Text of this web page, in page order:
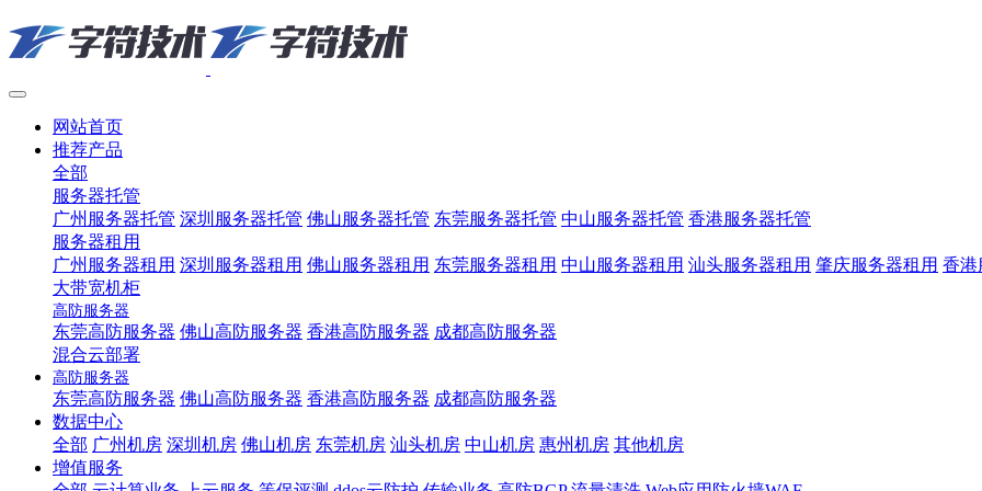
网站首页
推荐产品
全部
服务器托管
广州服务器托管 深圳服务器托管 佛山服务器托管 东莞服务器托管 中山服务器托管 香港服务器托管
服务器租用
广州服务器租用 深圳服务器租用 佛山服务器租用 东莞服务器租用 中山服务器租用 汕头服务器租用 肇庆服务器租用 香港
大带宽机柜
高防服务器
东莞高防服务器 佛山高防服务器 香港高防服务器 成都高防服务器
混合云部署
高防服务器
东莞高防服务器 佛山高防服务器 香港高防服务器 成都高防服务器
数据中心
全部 广州机房 深圳机房 佛山机房 东莞机房 汕头机房 中山机房 惠州机房 其他机房
增值服务